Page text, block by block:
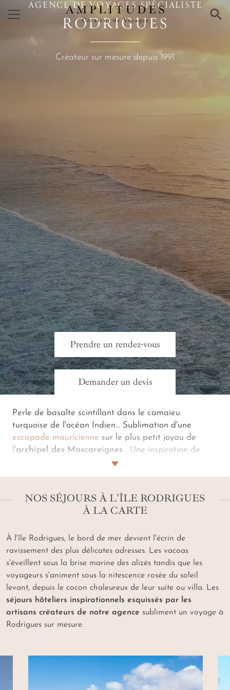
× AGENCE DE VOYAGES SPÉCIALISTE
RODRIGUES
Créateur sur mesure depuis 1991
Prendre un rendez-vous
Demander un devis
Perle de basalte scintillant dans le camaïeu
turquoise de l'océan Indien… Sublimation d'une
escapade mauricienne sur le plus petit joyau de
l'archipel des Mascareignes… Une inspiration de
voyage pour Rodrigues avec notre agence
dans le galbe tourmenté des falaises de calcarénites
Pointe Coton. S'envisage dans la
karstiques de la Plaine Corail. Lesartisans de notre
agence composent pour vous un voyage à
Rodrigues sur mesure, flamboyante immersion
poétique dans l'âme créole de cette île préservée. Là,
la petite baie deTrou d'Argentrayonne, sauvage.
Cette terre de luxuriance où la vibrante légende d'un
trésor enfoui à animer bien des cœurs aventureux, est
la gardienne de gemmes précieuses… Des écrins
NOS SÉJOURS À L'ÎLE RODRIGUES
À LA CARTE
À l'île Rodrigues, le bord de mer devient l'écrin de
ravissement des plus délicates adresses. Les vacoas
s'éveillent sous la brise marine des alizés tandis que les
voyageurs s'animent sous la nitescence rosée du soleil
levant, depuis le cocon chaleureux de leur suite ou villa. Les
séjours hôteliers inspirationnels esquissés par les
artisans créateurs de notre agence subliment un voyage à
Rodrigues sur mesure.